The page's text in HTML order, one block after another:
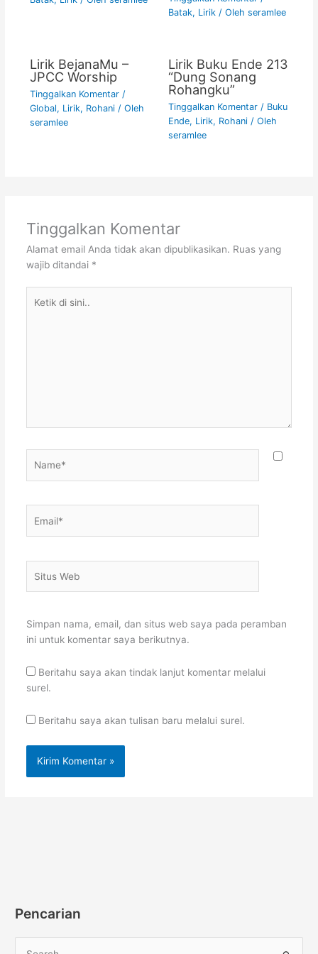
Batak, Lirik/ Oleh seramlee
Lirik BejanaMu –
JPCC Worship
Tinggalkan Komentar /
Global, Lirik, Rohani/ Oleh
seramlee
Lirik Buku Ende 213
“Dung Sonang
Rohangku”
Tinggalkan Komentar / Buku
Ende, Lirik, Rohani/ Oleh
seramlee
Tinggalkan Komentar
Alamat email Anda tidak akan dipublikasikan. Ruas yang
wajib ditandai *
Web
Simpan nama, email, dan situs web saya pada peramban
ini untuk komentar saya berikutnya.
Beritahu saya akan tindak lanjut komentar melalui
surel.
Beritahu saya akan tulisan baru melalui surel.
Pencarian